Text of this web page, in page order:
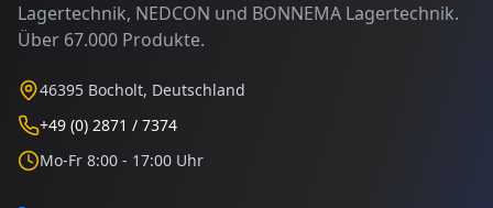
Lagertechnik, NEDCON und BONNEMA Lagertechnik.
Über 67.000 Produkte.
46395 Bocholt, Deutschland
+49 (0) 2871 / 7374
Mo-Fr 8:00 - 17:00 Uhr